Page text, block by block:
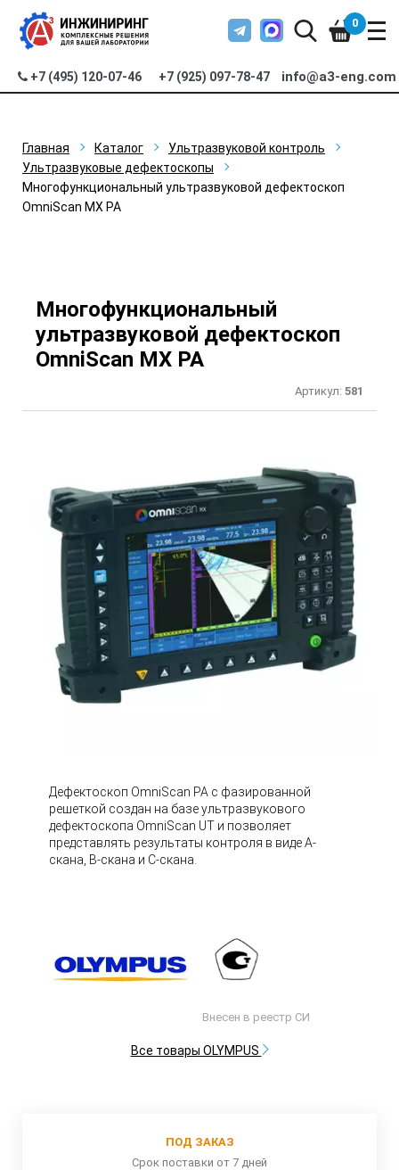
+7 (495) 120-07-46 +7 (925) 097-78-47 info@a3-eng.com
0
Главная Каталог
Ультразвуковой контроль
Ультразвуковые дефектоскопы
Многофункциональный ультразвуковой дефектоскоп
OmniScan MX PA
Многофункциональный
ультразвуковой дефектоскоп
OmniScan MX PA
Артикул: 581
Дефектоскоп OmniScan PA с фазированной
решеткой создан на базе ультразвукового
дефектоскопа OmniScan UT и позволяет
представлять результаты контроля в виде A-
скана, B-скана и C-скана.
Внесен в реестр СИ
Все товары OLYMPUS
ПОД ЗАКАЗ
Срок поставки от 7 дней